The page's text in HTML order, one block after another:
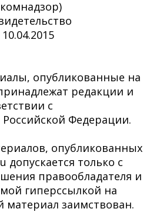
опубликованные на
редакции и
с
Федерации.
опубликованных
допускается только с
правообладателя и
гиперссылкой на
материал заимствован.